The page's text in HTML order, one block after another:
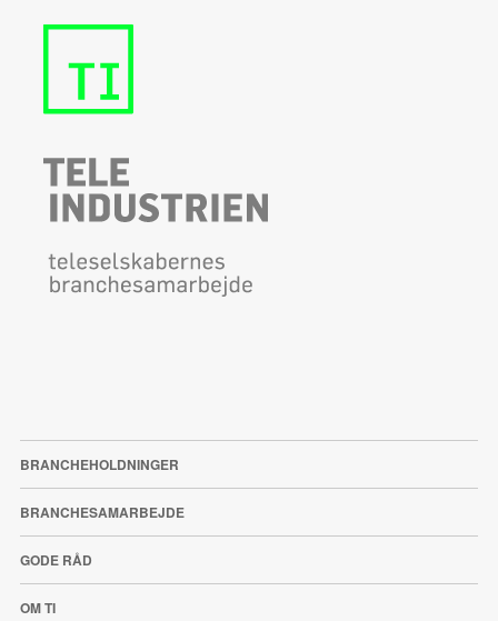
BRANCHEHOLDNINGER
BRANCHESAMARBEJDE
GODE RÅD
OM TI